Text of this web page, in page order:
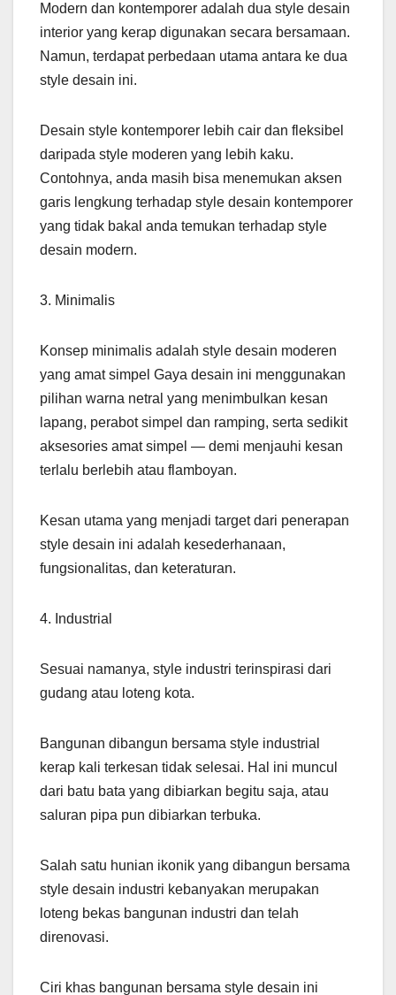
Modern dan kontemporer adalah dua style desain
interior yang kerap digunakan secara bersamaan.
Namun, terdapat perbedaan utama antara ke dua
style desain ini.
Desain style kontemporer lebih cair dan fleksibel
daripada style moderen yang lebih kaku.
Contohnya, anda masih bisa menemukan aksen
garis lengkung terhadap style desain kontemporer
yang tidak bakal anda temukan terhadap style
desain modern.
3. Minimalis
Konsep minimalis adalah style desain moderen
yang amat simpel Gaya desain ini menggunakan
pilihan warna netral yang menimbulkan kesan
lapang, perabot simpel dan ramping, serta sedikit
aksesories amat simpel — demi menjauhi kesan
terlalu berlebih atau flamboyan.
Kesan utama yang menjadi target dari penerapan
style desain ini adalah kesederhanaan,
fungsionalitas, dan keteraturan.
4. Industrial
Sesuai namanya, style industri terinspirasi dari
gudang atau loteng kota.
Bangunan dibangun bersama style industrial
kerap kali terkesan tidak selesai. Hal ini muncul
dari batu bata yang dibiarkan begitu saja, atau
saluran pipa pun dibiarkan terbuka.
Salah satu hunian ikonik yang dibangun bersama
style desain industri kebanyakan merupakan
loteng bekas bangunan industri dan telah
direnovasi.
Ciri khas bangunan bersama style desain ini